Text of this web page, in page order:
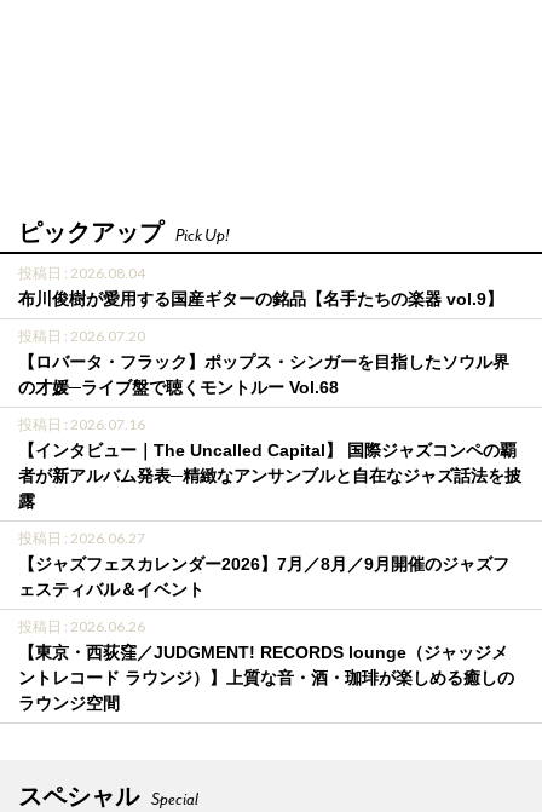
ピックアップ Pick Up!
投稿日 : 2026.08.04
布川俊樹が愛用する国産ギターの銘品【名手たちの楽器 vol.9】
投稿日 : 2026.07.20
【ロバータ・フラック】ポップス・シンガーを目指したソウル界
の才媛─ライブ盤で聴くモントルー Vol.68
投稿日 : 2026.07.16
【インタビュー｜The Uncalled Capital】 国際ジャズコンペの覇
者が新アルバム発表─精緻なアンサンブルと自在なジャズ話法を披
露
投稿日 : 2026.06.27
【ジャズフェスカレンダー2026】7月／8月／9月開催のジャズフ
ェスティバル＆イベント
投稿日 : 2026.06.26
【東京・西荻窪／JUDGMENT! RECORDS lounge（ジャッジメ
ントレコード ラウンジ）】上質な音・酒・珈琲が楽しめる癒しの
ラウンジ空間
スペシャル Special